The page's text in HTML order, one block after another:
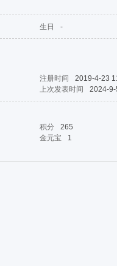
生日 -
注册时间
2019-4-23
上次发表时间 2024-
积分
265
金元宝 1